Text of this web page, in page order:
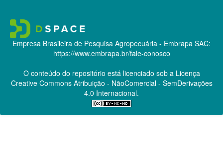
Empresa Brasileira de Pesquisa Agropecuária - Embrapa SAC:
https://www.embrapa.br/fale-conosco
O conteúdo do repositório está licenciado sob a Licença
Creative CommonsAtribuição - NãoComercial - SemDerivações
4.0 Internacional.